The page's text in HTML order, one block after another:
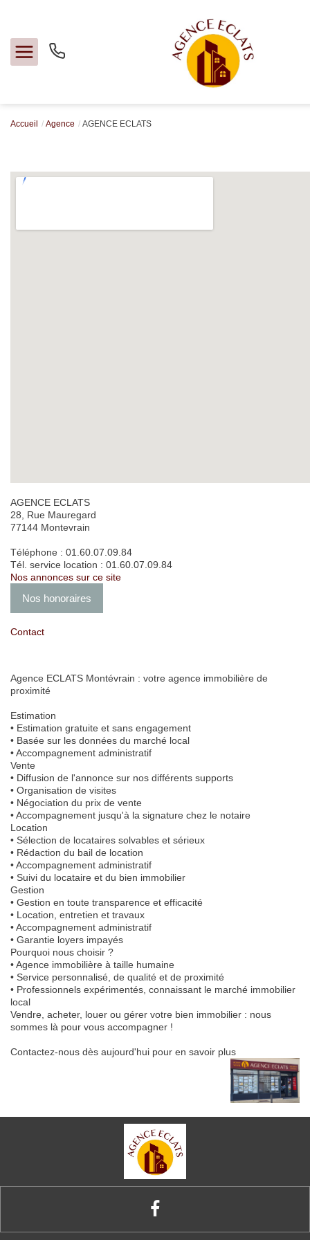
Louer
Accueil Agence AGENCE ECLATS
AGENCE ECLATS
28, Rue Mauregard
77144 Montevrain
Téléphone : 01.60.07.09.84
Tél. service location : 01.60.07.09.84
Nos annonces sur ce site
Nos honoraires
Contact
Agence ECLATS Montévrain : votre agence immobilière de
proximité
Estimation
• Estimation gratuite et sans engagement
• Basée sur les données du marché local
• Accompagnement administratif
Vente
• Diffusion de l'annonce sur nos différents supports
• Organisation de visites
• Négociation du prix de vente
• Accompagnement jusqu'à la signature chez le notaire
Location
• Sélection de locataires solvables et sérieux
• Rédaction du bail de location
• Accompagnement administratif
• Suivi du locataire et du bien immobilier
Gestion
• Gestion en toute transparence et efficacité
• Location, entretien et travaux
• Accompagnement administratif
• Garantie loyers impayés
Pourquoi nous choisir ?
• Agence immobilière à taille humaine
• Service personnalisé, de qualité et de proximité
• Professionnels expérimentés, connaissant le marché immobilier
local
Vendre, acheter, louer ou gérer votre bien immobilier : nous
sommes là pour vous accompagner !
Contactez-nous dès aujourd'hui pour en savoir plus